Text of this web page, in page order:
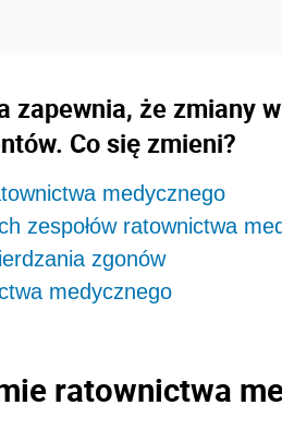
zapewnia, że zmiany
Co się zmieni?
medycznego
zespołów ratownictwa
zgonów
medycznego
ratownictwa